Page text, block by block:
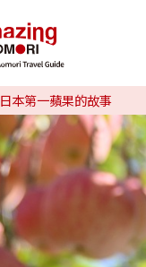
特輯
旅行攻略
預約
繁体中文
日本第一蘋果的故事